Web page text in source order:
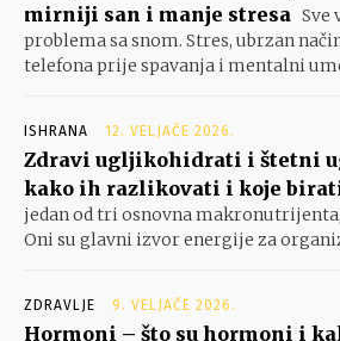
mirniji san i manje stresa Sve
problema sa snom. Stres, ubrzan
telefona prije spavanja i mentalni
ISHRANA 12. VELJAČE 2026.
Zdravi ugljikohidrati i štetni
kako ih razlikovati i koje
jedan od tri osnovna
Oni su glavni izvor energije za
ZDRAVLJE 9. VELJAČE 2026.
Hormoni – što su hormoni i